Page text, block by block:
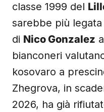
classe 1999 del
sarebbe più
di Nico Gonzalez
bianconeri
kosovaro a
Zhegrova, in
2026, ha già